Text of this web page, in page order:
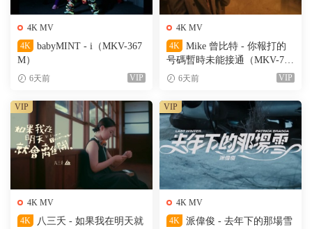
4K MV
4K
babyMINT - i（MKV-367
M）
6天前 VIP
4K MV
4K
Mike 曾比特 - 你報打的
号碼暫時未能接通（MKV-701
M）6天前 VIP
4K MV
4K
八三夭 - 如果我在明天就
VIP
4K MV
4K
派偉俊 - 去年下的那場雪
VIP